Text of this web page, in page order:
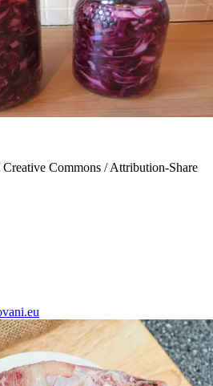
Commons / Attribution-Share